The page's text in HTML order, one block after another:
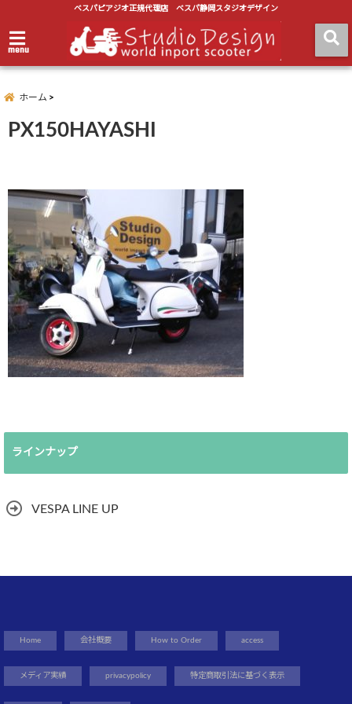
ベスパピアジオ正規代理店 ベスパ静岡スタジオデザイン
menu
ホーム
PX150HAYASHI
ラインナップ
VESPA LINE UP
Home 会社概要 How to Order access
メディア実績 privacypolicy 特定商取引法に基づく表示